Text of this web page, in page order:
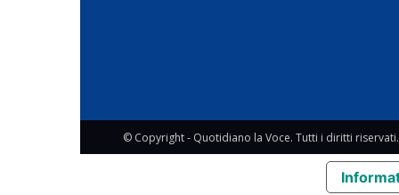
© Copyright - Quotidiano la Voce. Tutti i diritti riservati.